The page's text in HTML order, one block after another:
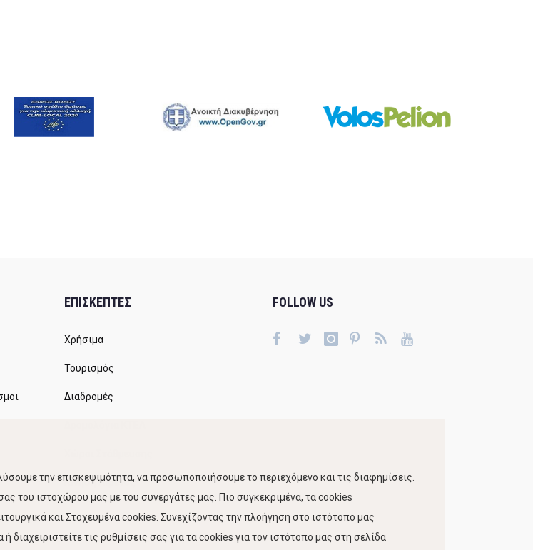
ΕΠΙΣΚΕΠΤΕΣ
Χρήσιμα
Τουρισμός
Διαδρομές
Κίνηση Λιμένος
FOLLOW US
την επισκεψιμότητα, να προσωποποιήσουμε το περιεχόμενο και τις διαφημίσεις.
του ιστοχώρου μας με του συνεργάτες μας. Πιο συγκεκριμένα, τα cookies
και Στοχευμένα cookies. Συνεχίζοντας την πλοήγηση στο ιστότοπο μας
τις ρυθμίσεις σας για τα cookies για τον ιστότοπο μας στη σελίδα